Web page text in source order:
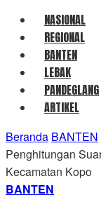
NASIONAL
REGIONAL
BANTEN
LEBAK
PANDEGLANG
ARTIKEL
Beranda BANTEN
Penghitungan
Kecamatan Kopo
BANTEN